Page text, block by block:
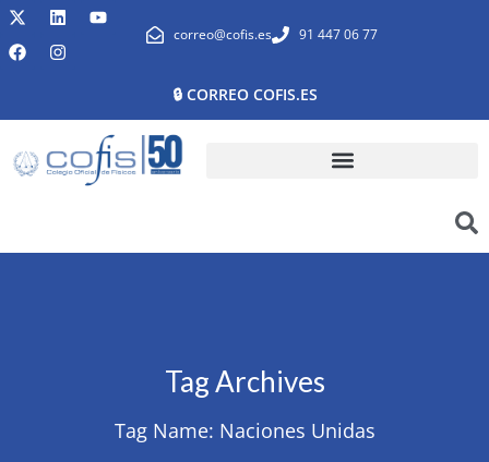
correo@cofis.es 91 447 06 77
🔒 CORREO COFIS.ES
Tag Archives
Tag Name: Naciones Unidas